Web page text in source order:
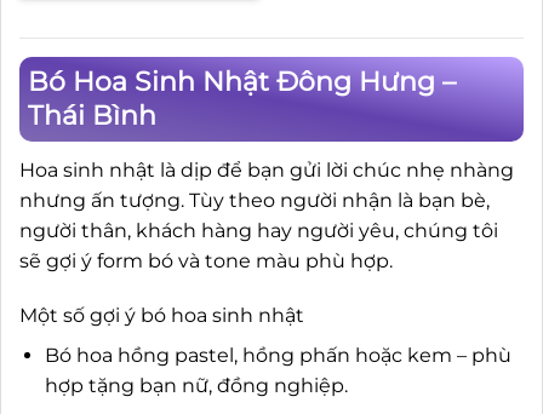
Bó Hoa Sinh Nhật Đông Hưng –
Thái Bình
Hoa sinh nhật là dịp để bạn gửi lời chúc nhẹ nhàng
nhưng ấn tượng. Tùy theo người nhận là bạn bè,
người thân, khách hàng hay người yêu, chúng tôi
sẽ gợi ý form bó và tone màu phù hợp.
Một số gợi ý bó hoa sinh nhật
Bó hoa hồng pastel, hồng phấn hoặc kem – phù
hợp tặng bạn nữ, đồng nghiệp.